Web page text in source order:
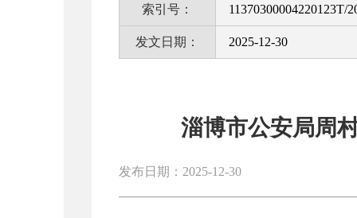
索引号： 11370300004220123T/
发文日期： 2025-12-30
淄博市公安局周
发布日期：2025-12-30